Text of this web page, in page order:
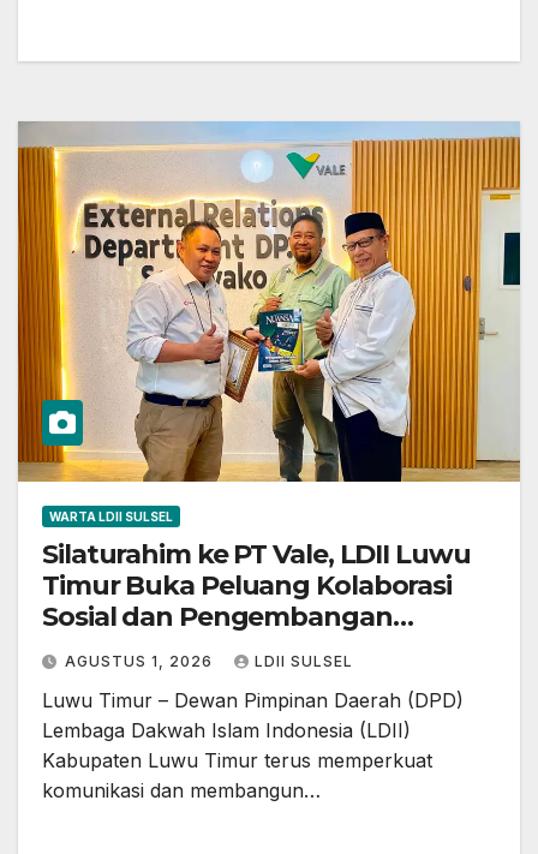
WARTA LDII SULSEL
Silaturahim ke PT Vale, LDII Luwu
Timur Buka Peluang Kolaborasi
Sosial dan Pengembangan
Masyarakat
AGUSTUS 1, 2026 LDII SULSEL
Luwu Timur – Dewan Pimpinan Daerah (DPD)
Lembaga Dakwah Islam Indonesia (LDII)
Kabupaten Luwu Timur terus memperkuat
komunikasi dan membangun…